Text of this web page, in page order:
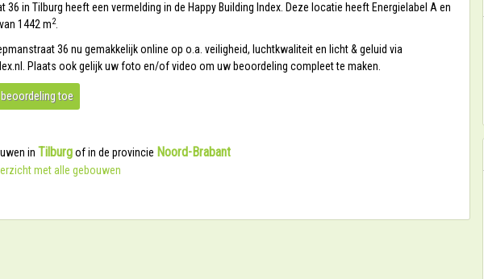
36 in Tilburg heeft een vermelding in de Happy Building Index. Deze locatie heeft Energielabel A en
1442 m2.
36 nu gemakkelijk online op o.a. veiligheid, luchtkwaliteit en licht & geluid via
Plaats ook gelijk uw foto en/of video om uw beoordeling compleet te maken.
toe
in Tilburgof in de provincie Noord-Brabant
met alle gebouwen